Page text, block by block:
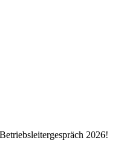
2026!